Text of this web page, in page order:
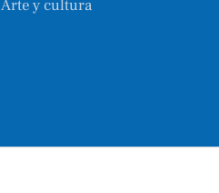
Arte y cultura